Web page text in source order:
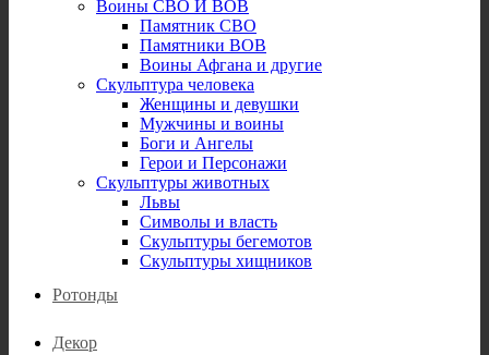
Воины СВО И ВОВ
Памятник СВО
Памятники ВОВ
Воины Афгана и другие
Скульптура человека
Женщины и девушки
Мужчины и воины
Боги и Ангелы
Герои и Персонажи
Скульптуры животных
Львы
Символы и власть
Скульптуры бегемотов
Скульптуры хищников
Ротонды
Декор